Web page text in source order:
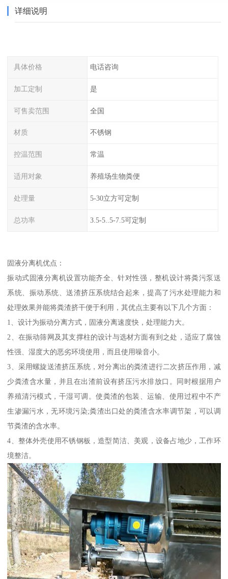
详细说明
具体价格 电话咨询
加工定制 是
可售卖范围 全国
材质 不锈钢
控温范围 常温
适用对象 养殖场生物粪便
处理量 5-30立方可定制
总功率 3.5-5..5-7.5可定制
固液分离机优点：
振动式固液分离机设置功能齐全、针对性强，整机设计将粪污泵送
系统、振动系统、送渣挤压系统结合起来，提高了污水处理能力和
处理效果并能将粪渣挤干便于利用，其优点主要有以下几个方面：
1、设计为振动分离方式，固液分离速度快，处理能力大。
2、在振动筛网及其支撑柱的设计与选材方面有到之处，适应了腐蚀
性强、湿度大的恶劣环境使用，而且使用噪音小。
3、采用螺旋送渣挤压系统，对分离出的粪渣进行二次挤压作用，减
少粪渣含水量，并且在出渣前设有挤压污水排放口。同时根据用户
养殖清污模式，干湿可调。使粪渣的包装、运输、使用过程中不产
生渗漏污水，无环境污染;粪渣出口处的粪渣含水率调节架，可以调
节粪渣的含水率。
4、整体外壳使用不锈钢板，造型简洁、美观，设备占地少，工作环
境整洁。